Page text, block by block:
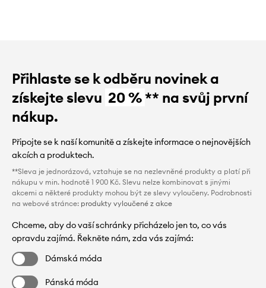
Přihlaste se k odběru novinek a
získejte slevu 20 %** na svůj první
nákup.
Připojte se k naší komunitě a získejte informace o nejnovějších
akcích a produktech.
**Sleva je jednorázová, vztahuje se na nezlevněné produkty a platí při
nákupu v min. hodnotě 1 900 Kč. Slevu nelze kombinovat s jinými
akcemi a některé produkty mohou být ze slevy vyloučeny. Podrobnosti
na webové stránce: produkty vyloučené z akce
Chceme, aby do vaší schránky přicházelo jen to, co vás
opravdu zajímá. Řekněte nám, zda vás zajímá:
Dámská móda
Pánská móda